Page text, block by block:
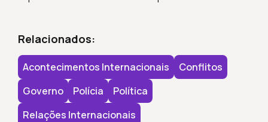
Relacionados:
Acontecimentos Internacionais
Conflitos
Governo
Polícia
Política
Relações Internacionais